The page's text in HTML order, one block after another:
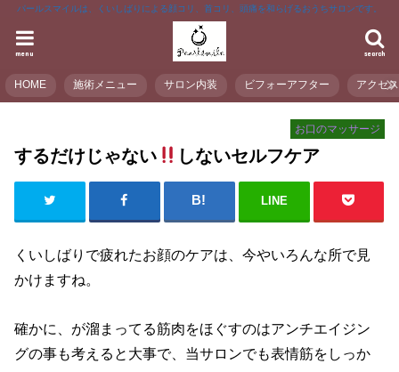
パールスマイルは、くいしばりによる顔コリ、首コリ、頭痛を和らげるおうちサロンです。
search
menu
HOME 施術メニュー サロン内装 ビフォーアフター アクセス
お口のマッサージ
するだけじゃない しないセルフケア
LINE
くいしばりで疲れたお顔のケアは、今やいろんな所で見
かけますね。
確かに、が溜まってる筋肉をほぐすのはアンチエイジン
グの事も考えると大事で、当サロンでも表情筋をしっか